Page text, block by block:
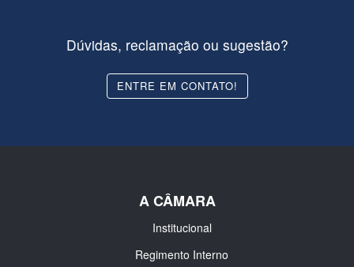
Dúvidas, reclamação ou sugestão?
ENTRE EM CONTATO!
A CÂMARA
Institucional
Regimento Interno